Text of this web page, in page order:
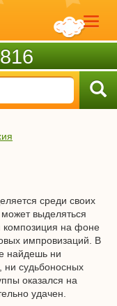
среди своих
выделяться
композиция на фоне
импровизаций. В
найдешь ни
ни судьбоносных
оказался на
удачен.